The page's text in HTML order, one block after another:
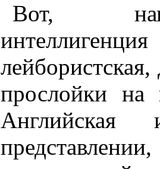
Вот,
прослойки
Английская